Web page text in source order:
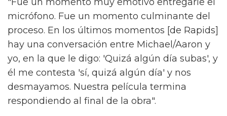
micrófono. Fue un momento culminante del
proceso. En los últimos momentos [de Rapids]
hay una conversación entre Michael/Aaron y
yo, en la que le digo: 'Quizá algún día subas', y
él me contesta 'sí, quizá algún día' y nos
desmayamos. Nuestra película termina
respondiendo al final de la obra".